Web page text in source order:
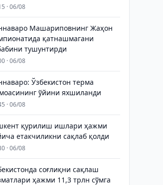
· 06/08
Машариповнинг Жаҳон
қатнашмагани
тушунтирди
· 06/08
Ўзбекистон терма
ўйини яхшиланди
· 06/08
қурилиш ишлари ҳажми
етакчиликни сақлаб қолди
· 06/08
соғлиқни сақлаш
ҳажми 11,3 трлн сўмга